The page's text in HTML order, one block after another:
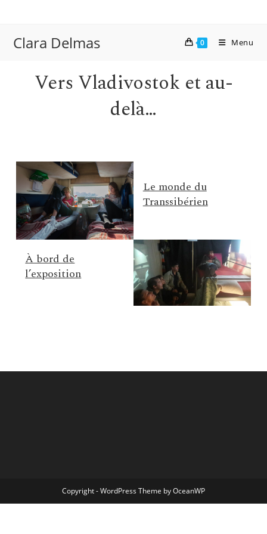
contentClara Delmas 0 Menu
Vers Vladivostok et au-
delà…
Le monde du
Transsibérien
À bord de
l’exposition
Copyright - WordPress Theme by OceanWP